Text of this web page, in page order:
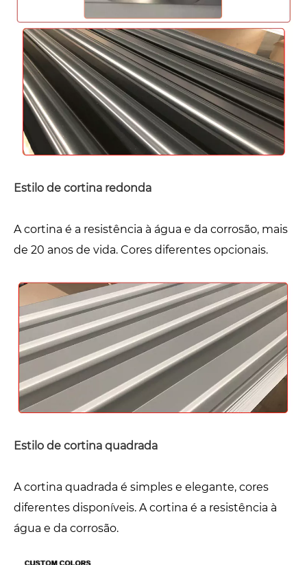
Estilo de cortina redonda
A cortina é a resistência à água e da corrosão, mais
de 20 anos de vida. Cores diferentes opcionais.
Estilo de cortina quadrada
A cortina quadrada é simples e elegante, cores
diferentes disponíveis. A cortina é a resistência à
água e da corrosão.